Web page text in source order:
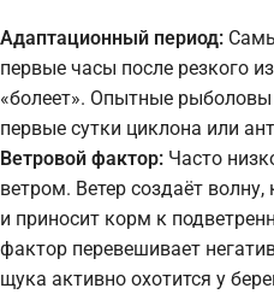
Адаптационный период:
первые часы после резкого
«болеет». Опытные
первые сутки циклона или
Ветровой фактор: Часто
ветром. Ветер создаёт
и приносит корм к
фактор перевешивает
щука активно охотится у